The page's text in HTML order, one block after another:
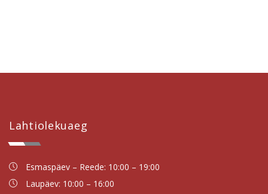
Lahtiolekuaeg
Esmaspäev – Reede: 10:00 – 19:00
Laupäev: 10:00 – 16:00